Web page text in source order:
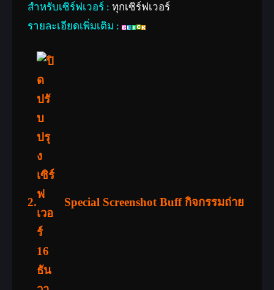
สำหรับเซิร์ฟเวอร์ : ทุกเซิร์ฟเวอร์
รายละเอียดเพิ่มเติม :
2. Special Screenshot Buff กิจกรรมถ่าย